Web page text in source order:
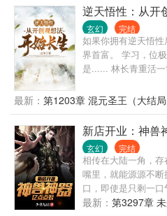
逆天悟性：从开
玄幻 完结
如果你拥有逆天悟
界首富。 学习，位
是...... 林长青重活
为芸芸众生中的一员
行法，修心灵之力
修武道之力，肉身超
问道求长生......
最新： 第1203章 混元圣王（大结局
新店开业：神兽
玄幻 完结
相传在大陆一角，
嘴里，就能源源不
口，即使是只剩一口
那里神兽满仓，神器
最新： 第3297章 未